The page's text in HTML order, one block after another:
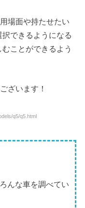
場面や持たせたい
できるようになる
ことができるよう
ざいます！
q5/q5.html
んな車を調べてい